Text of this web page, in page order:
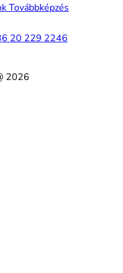
Továbbképzés
20 229 2246
2026